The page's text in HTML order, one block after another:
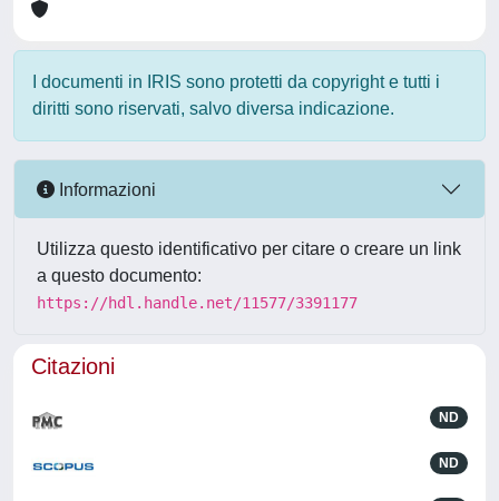
I documenti in IRIS sono protetti da copyright e tutti i
diritti sono riservati, salvo diversa indicazione.
Informazioni
Utilizza questo identificativo per citare o creare un link
a questo documento:
https://hdl.handle.net/11577/3391177
Citazioni
ND
ND